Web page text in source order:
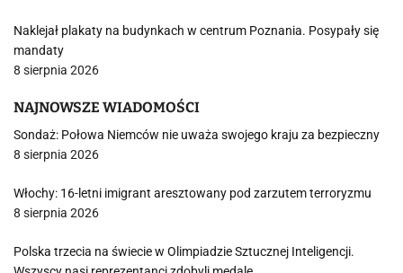
Naklejał plakaty na budynkach w centrum Poznania. Posypały się
mandaty
8 sierpnia 2026
NAJNOWSZE WIADOMOŚCI
Sondaż: Połowa Niemców nie uważa swojego kraju za bezpieczny
8 sierpnia 2026
Włochy: 16-letni imigrant aresztowany pod zarzutem terroryzmu
8 sierpnia 2026
Polska trzecia na świecie w Olimpiadzie Sztucznej Inteligencji.